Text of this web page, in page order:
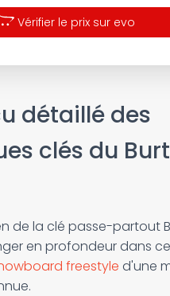
Vérifier le prix sur evo
détaillé des
clés du
de la clé passe-partout
en profondeur dans
freestyle d'une